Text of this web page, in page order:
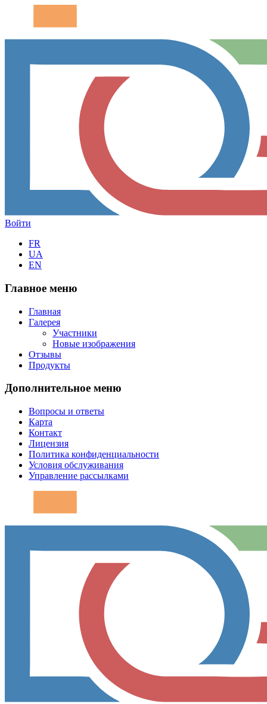
Войти
FR
UA
EN
Главное меню
Главная
Галерея
Участники
Новые изображения
Отзывы
Продукты
Дополнительное меню
Вопросы и ответы
Карта
Контакт
Лицензия
Политика конфиденциальности
Условия обслуживания
Управление рассылками